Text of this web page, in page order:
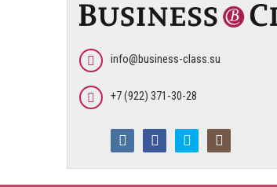
info@business-class.su
+7 (922) 371-30-28